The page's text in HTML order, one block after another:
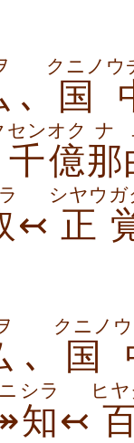
､ 国
クニノ ウ
千億
センオク
那
ナ
↢ 正
シヤウ ガ
､ 国
クニノ
知
シラ
↢
ヒ